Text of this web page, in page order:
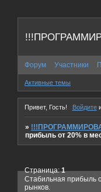
Форум Участники
Активные темы
Привет, Гость! Войдите
»
прибыль от 20% в
Стабильная прибыль
рынков.
Страница:1